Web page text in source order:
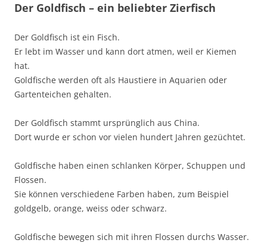
Der Goldfisch – ein beliebter Zierfisch
Der Goldfisch ist ein Fisch.
Er lebt im Wasser und kann dort atmen, weil er Kiemen
hat.
Goldfische werden oft als Haustiere in Aquarien oder
Gartenteichen gehalten.
Der Goldfisch stammt ursprünglich aus China.
Dort wurde er schon vor vielen hundert Jahren gezüchtet.
Goldfische haben einen schlanken Körper, Schuppen und
Flossen.
Sie können verschiedene Farben haben, zum Beispiel
goldgelb, orange, weiss oder schwarz.
Goldfische bewegen sich mit ihren Flossen durchs Wasser.